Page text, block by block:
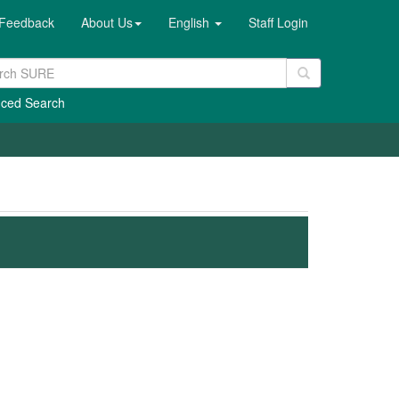
About Us English Staff Login
Search